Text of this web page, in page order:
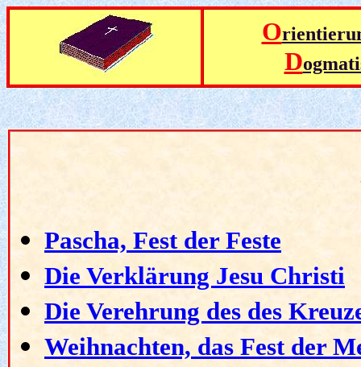
O
D
Pascha, Fest der Feste
Die Verklärung Jesu Christi
Die Verehrung des des
Weihnachten, das Fest der